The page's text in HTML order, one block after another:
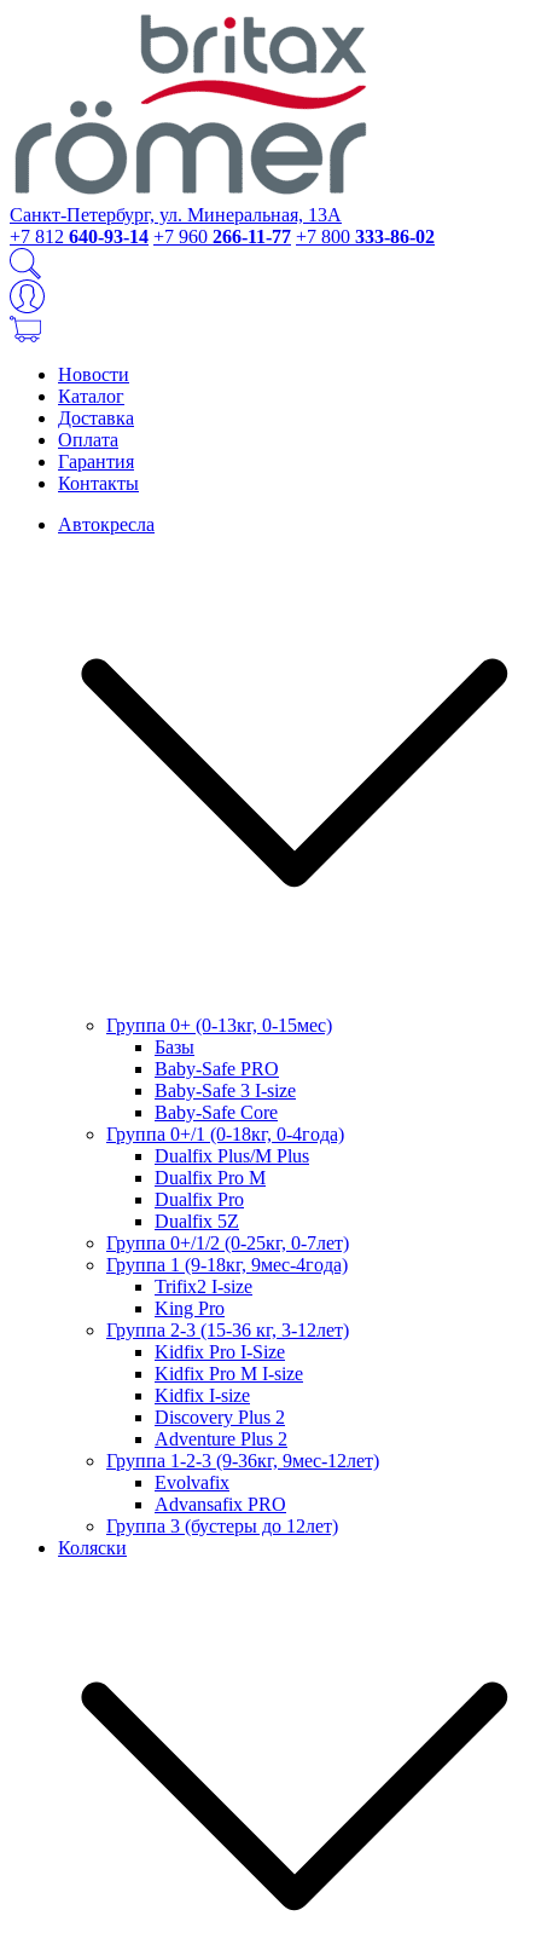
Санкт-Петербург, ул. Минеральная, 13А
+7 812 640-93-14 +7 960 266-11-77 +7 800 333-86-02
Новости
Каталог
Доставка
Оплата
Гарантия
Контакты
Автокресла
Группа 0+ (0-13кг, 0-15мес)
Базы
Baby-Safe PRO
Baby-Safe 3 I-size
Baby-Safe Core
Группа 0+/1 (0-18кг, 0-4года)
Dualfix Plus/M Plus
Dualfix Pro M
Dualfix Pro
Dualfix 5Z
Группа 0+/1/2 (0-25кг, 0-7лет)
Группа 1 (9-18кг, 9мес-4года)
Trifix2 I-size
King Pro
Группа 2-3 (15-36 кг, 3-12лет)
Kidfix Pro I-Size
Kidfix Pro M I-size
Kidfix I-size
Discovery Plus 2
Adventure Plus 2
Группа 1-2-3 (9-36кг, 9мес-12лет)
Evolvafix
Advansafix PRO
Группа 3 (бустеры до 12лет)
Коляски